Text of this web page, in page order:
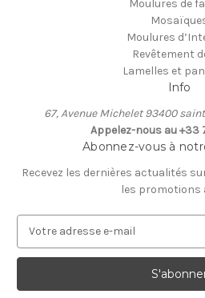
Moulures de
Moulures
Revêtement
Lamelles et
Info
67, Avenue Michelet 93400
Appelez-nous au +33
Abonnez-vous à
Recevez les dernières actualités
les promotions
r
s